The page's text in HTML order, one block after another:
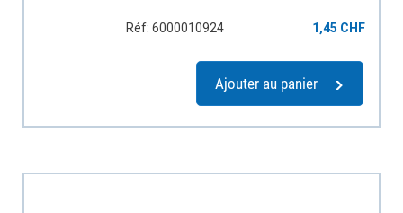
Réf: 6000010924 1,45 CHF
Ajouter au panier